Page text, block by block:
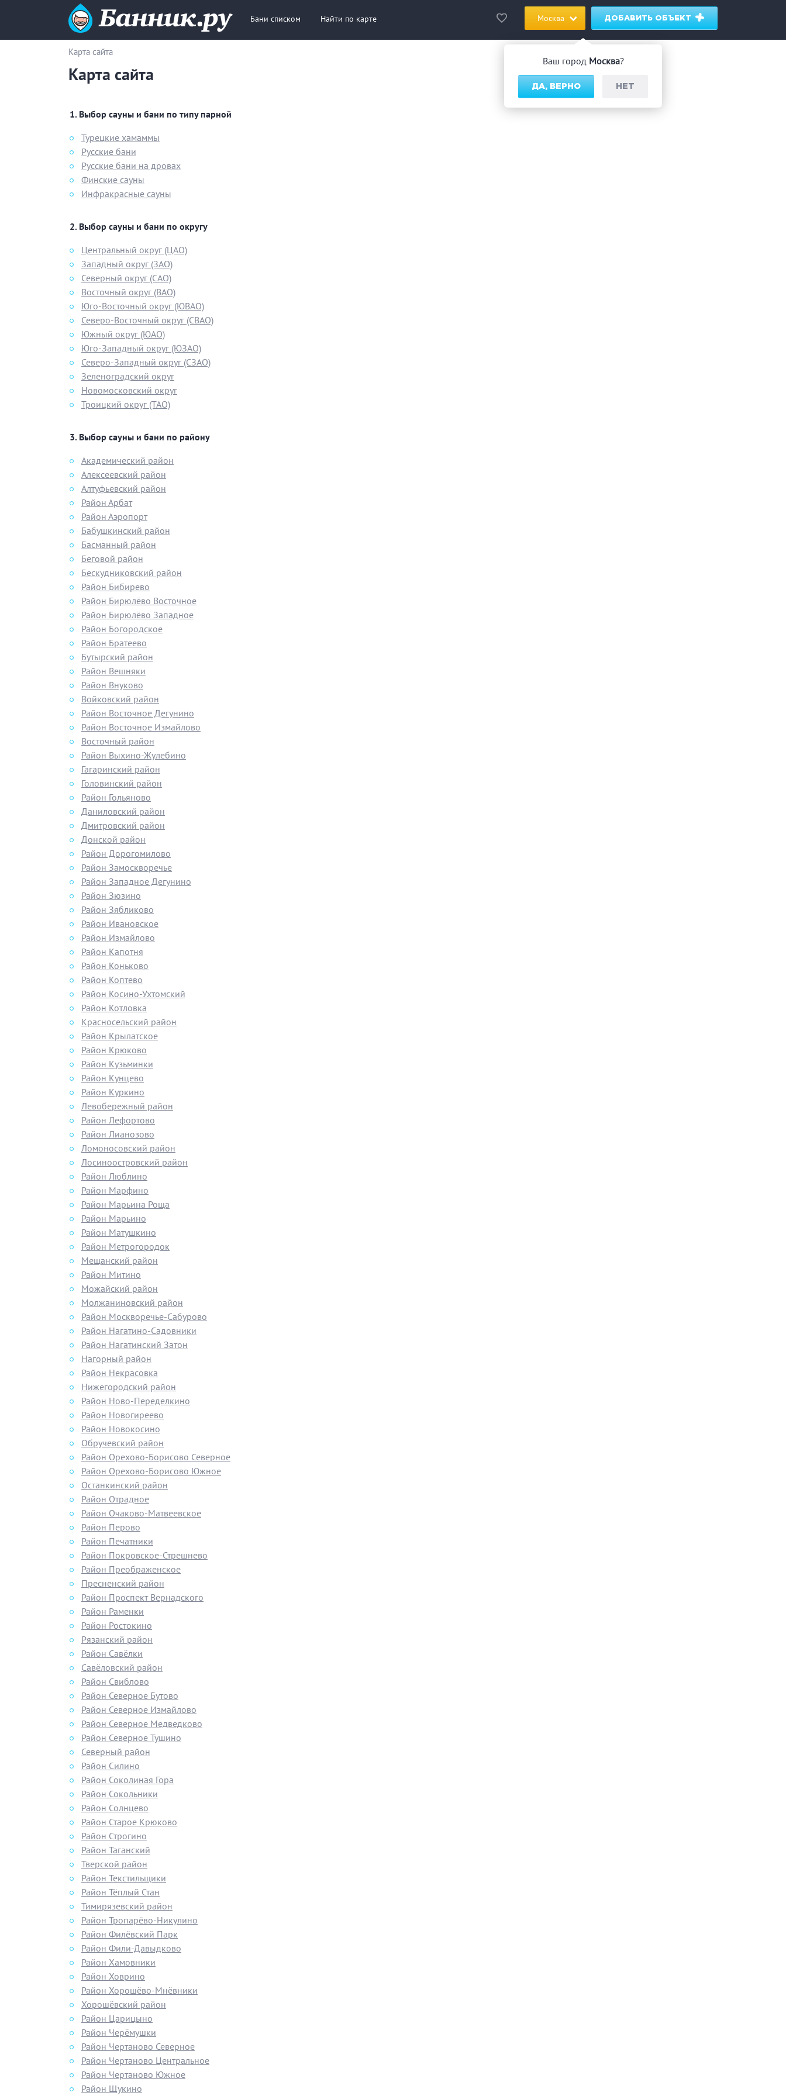
Бани списком Найти по карте Москва
Ваш город Москва?
ДА, ВЕРНО НЕТ
ДОБАВИТЬ ОБЪЕКТ
Карта сайта
Карта сайта
Выбор сауны и бани по типу парной
Турецкие хамаммы
Русские бани
Русские бани на дровах
Финские сауны
Инфракрасные сауны
Выбор сауны и бани по округу
Центральный округ (ЦАО)
Западный округ (ЗАО)
Северный округ (САО)
Восточный округ (ВАО)
Юго-Восточный округ (ЮВАО)
Северо-Восточный округ (СВАО)
Южный округ (ЮАО)
Юго-Западный округ (ЮЗАО)
Северо-Западный округ (СЗАО)
Зеленоградский округ
Новомосковский округ
Троицкий округ (ТАО)
Выбор сауны и бани по району
Академический район
Алексеевский район
Алтуфьевский район
Район Арбат
Район Аэропорт
Бабушкинский район
Басманный район
Беговой район
Бескудниковский район
Район Бибирево
Район Бирюлёво Восточное
Район Бирюлёво Западное
Район Богородское
Район Братеево
Бутырский район
Район Вешняки
Район Внуково
Войковский район
Район Восточное Дегунино
Район Восточное Измайлово
Восточный район
Район Выхино-Жулебино
Гагаринский район
Головинский район
Район Гольяново
Даниловский район
Дмитровский район
Донской район
Район Дорогомилово
Район Замоскворечье
Район Западное Дегунино
Район Зюзино
Район Зябликово
Район Ивановское
Район Измайлово
Район Капотня
Район Коньково
Район Коптево
Район Косино-Ухтомский
Район Котловка
Красносельский район
Район Крылатское
Район Крюково
Район Кузьминки
Район Кунцево
Район Куркино
Левобережный район
Район Лефортово
Район Лианозово
Ломоносовский район
Лосиноостровский район
Район Люблино
Район Марфино
Район Марьина Роща
Район Марьино
Район Матушкино
Район Метрогородок
Мещанский район
Район Митино
Можайский район
Молжаниновский район
Район Москворечье-Сабурово
Район Нагатино-Садовники
Район Нагатинский Затон
Нагорный район
Район Некрасовка
Нижегородский район
Район Ново-Переделкино
Район Новогиреево
Район Новокосино
Обручевский район
Район Орехово-Борисово Северное
Район Орехово-Борисово Южное
Останкинский район
Район Отрадное
Район Очаково-Матвеевское
Район Перово
Район Печатники
Район Покровское-Стрешнево
Район Преображенское
Пресненский район
Район Проспект Вернадского
Район Раменки
Район Ростокино
Рязанский район
Район Савёлки
Савёловский район
Район Свиблово
Район Северное Бутово
Район Северное Измайлово
Район Северное Медведково
Район Северное Тушино
Северный район
Район Силино
Район Соколиная Гора
Район Сокольники
Район Солнцево
Район Старое Крюково
Район Строгино
Район Таганский
Тверской район
Район Текстильщики
Район Тёплый Стан
Тимирязевский район
Район Тропарёво-Никулино
Район Филёвский Парк
Район Фили-Давыдково
Район Хамовники
Район Ховрино
Район Хорошёво-Мнёвники
Хорошёвский район
Район Царицыно
Район Черёмушки
Район Чертаново Северное
Район Чертаново Центральное
Район Чертаново Южное
Район Щукино